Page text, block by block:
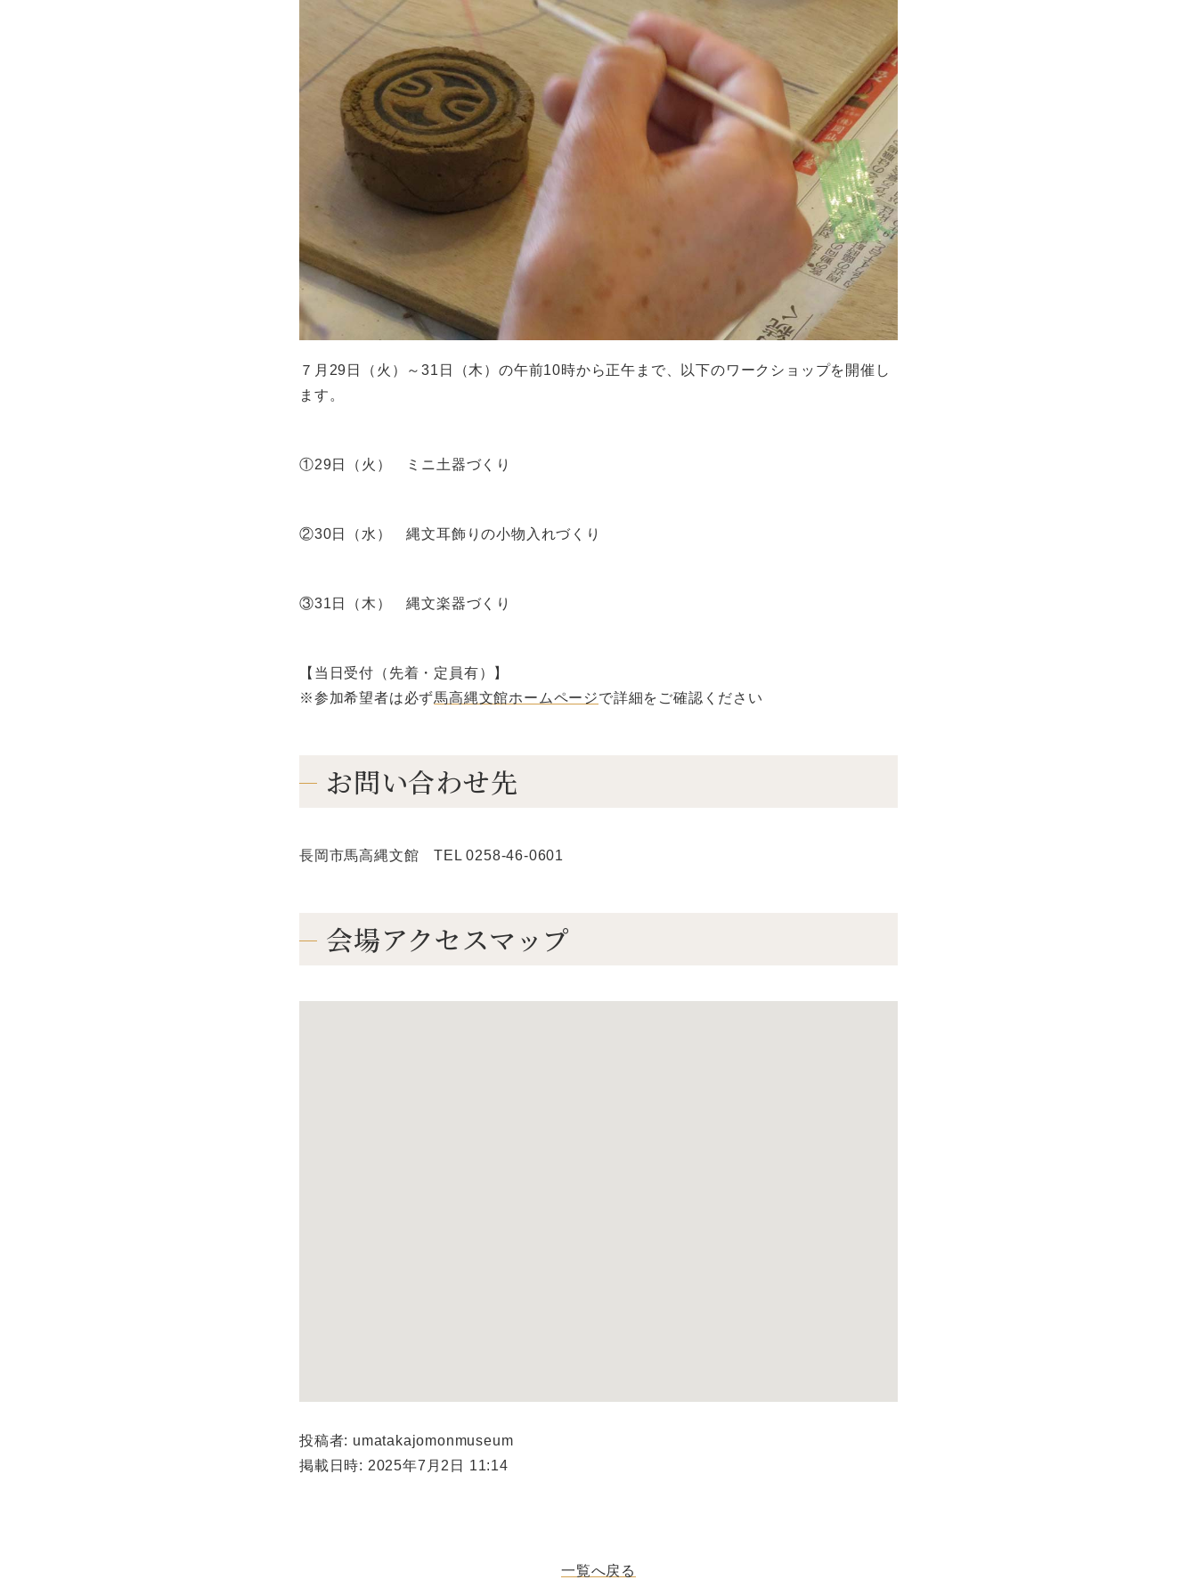
７月29日（火）～31日（木）の午前10時から正午まで、以下のワークショップを開催し
ます。
①29日（火） ミニ土器づくり
②30日（水） 縄文耳飾りの小物入れづくり
③31日（木） 縄文楽器づくり
【当日受付（先着・定員有）】
※参加希望者は必ず馬高縄文館ホームページで詳細をご確認ください
お問い合わせ先
長岡市馬高縄文館 TEL 0258-46-0601
会場アクセスマップ
投稿者: umatakajomonmuseum
掲載日時: 2025年7月2日 11:14
一覧へ戻る